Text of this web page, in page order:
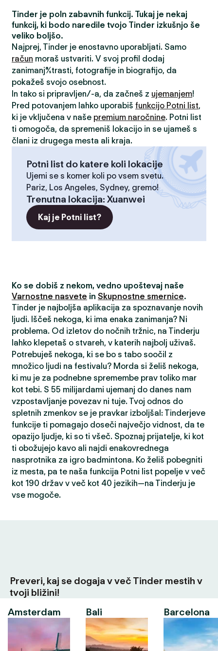
Tinder je poln zabavnih funkcij. Tukaj je nekaj
funkcij, ki bodo naredile tvojo Tinder izkušnjo še
veliko boljšo.
Najprej, Tinder je enostavno uporabljati. Samo
račun moraš ustvariti. V svoj profil dodaj
zanimanja/strasti, fotografije in biografijo, da
pokažeš svojo osebnost.
In tako si pripravljen/-a, da začneš z ujemanjem!
Pred potovanjem lahko uporabiš funkcijo Potni list,
ki je vključena v naše premium naročnine. Potni list
ti omogoča, da spremeniš lokacijo in se ujameš s
člani iz drugega mesta ali kraja.
Potni list do katere koli lokacije
Ujemi se s komer koli po vsem svetu.
Pariz, Los Angeles, Sydney, gremo!
Trenutna lokacija: Xuanwei
Kaj je Potni list?
Ko se dobiš z nekom, vedno upoštevaj naše
Varnostne nasvete in Skupnostne smernice.
Tinder je najboljša aplikacija za spoznavanje novih
ljudi. Iščeš nekoga, ki ima enaka zanimanja? Ni
problema. Od izletov do nočnih tržnic, na Tinderju
lahko klepetaš o stvareh, v katerih najbolj uživaš.
Potrebuješ nekoga, ki se bo s tabo soočil z
množico ljudi na festivalu? Morda si želiš nekoga,
ki mu je za podnebne spremembe prav toliko mar
kot tebi. S 55 milijardami ujemanj do danes nam
vzpostavljanje povezav ni tuje. Tvoj odnos do
spletnih zmenkov se je pravkar izboljšal: Tinderjeve
funkcije ti pomagajo doseči največjo vidnost, da te
opazijo ljudje, ki so ti všeč. Spoznaj prijatelje, ki kot
ti obožujejo kavo ali najdi enakovrednega
nasprotnika za igro badmintona. Ko želiš pobegniti
iz mesta, pa te naša funkcija Potni list popelje v več
kot 190 držav v več kot 40 jezikih—na Tinderju je
vse mogoče.
Preveri, kaj se dogaja v več Tinder mestih v
tvoji bližini!
Amsterdam
Bali Barcelona